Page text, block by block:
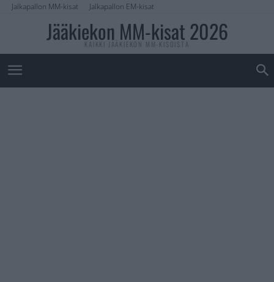
Jalkapallon MM-kisat Jalkapallon EM-kisat
Jääkiekon MM-kisat 2026
KAIKKI JÄÄKIEKON MM-KISOISTA